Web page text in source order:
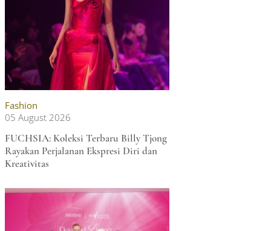
Fashion
05 August 2026
FUCHSIA: Koleksi Terbaru Billy Tjong
Rayakan Perjalanan Ekspresi Diri dan
Kreativitas